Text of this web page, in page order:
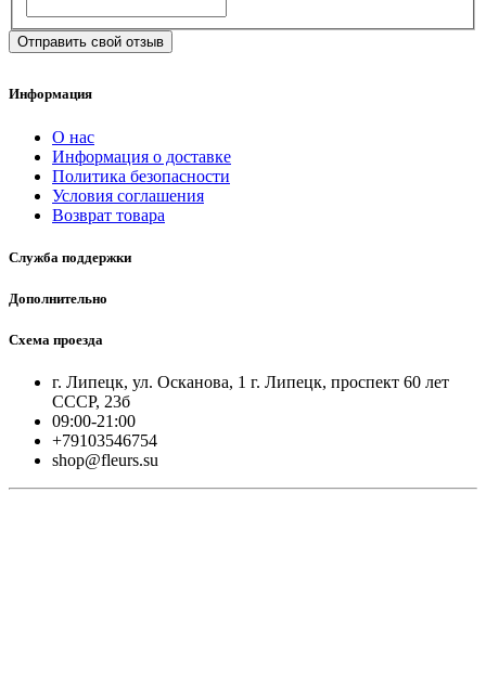
Отправить свой отзыв
Информация
О нас
Информация о доставке
Политика безопасности
Условия соглашения
Возврат товара
Служба поддержки
Дополнительно
Схема проезда
г. Липецк, ул. Осканова, 1 г. Липецк, проспект 60 лет
СССР, 23б
09:00-21:00
+79103546754
shop@fleurs.su